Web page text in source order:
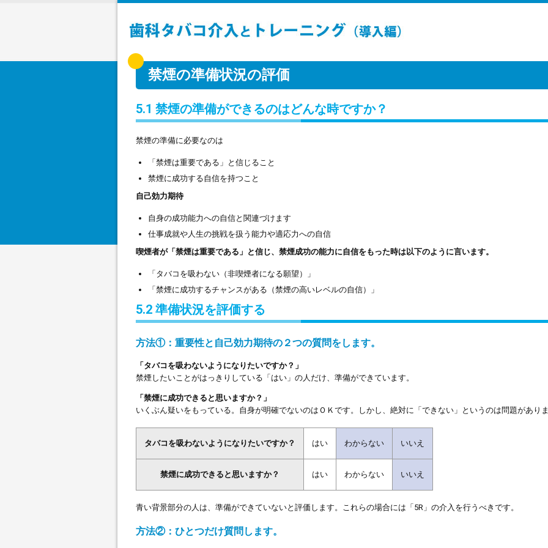
禁煙の準備状況の評価
5.1 禁煙の準備ができるのはどんな時ですか？
禁煙の準備に必要なのは
「禁煙は重要である」と信じること
禁煙に成功する自信を持つこと
自己効力期待
自身の成功能力への自信と関連づけます
仕事成就や人生の挑戦を扱う能力や適応力への自信
喫煙者が「禁煙は重要である」と信じ、禁煙成功の能力に自信をもった時は以下のように言います。
「タバコを吸わない（非喫煙者になる願望）」
「禁煙に成功するチャンスがある（禁煙の高いレベルの自信）」
5.2 準備状況を評価する
方法①：重要性と自己効力期待の２つの質問をします。
「タバコを吸わないようになりたいですか？」
禁煙したいことがはっきりしている「はい」の人だけ、準備ができています。
「禁煙に成功できると思いますか？」
いくぶん疑いをもっている。自身が明確でないのはＯＫです。しかし、絶対に「できない」というのは問題があり
タバコを吸わないようになりたいですか？ はい わからない いいえ
禁煙に成功できると思いますか？ はい わからない いいえ
青い背景部分の人は、準備ができていないと評価します。これらの場合には「5R」の介入を行うべきです。
方法②：ひとつだけ質問します。